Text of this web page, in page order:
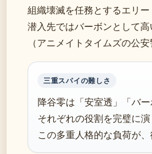
組織壊滅を任務とするエリー
潜入先ではバーボンとして
（アニメイトタイムズの公安
三重スパイの難しさ
降谷零は「安室透」「バ
それぞれの役割を完璧に演
この多重人格的な負荷が